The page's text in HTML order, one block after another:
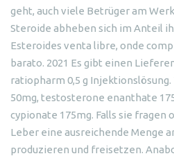
geht, auch viele Betrüger am
Steroide abheben sich im Anteil
Esteroides venta libre, onde
barato. 2021 Es gibt einen
ratiopharm 0,5 g
50mg, testosterone enanthate
cypionate 175mg. Falls sie fragen
Leber eine ausreichende Menge
produzieren und freisetzen.